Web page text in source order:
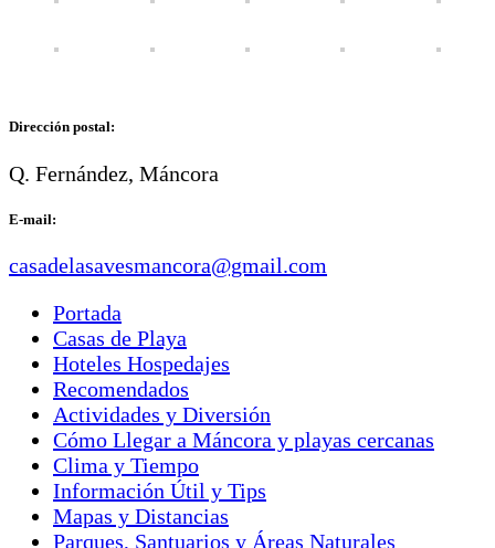
Dirección postal:
Q. Fernández, Máncora
E-mail:
casadelasavesmancora@gmail.com
Portada
Casas de Playa
Hoteles Hospedajes
Recomendados
Actividades y Diversión
Cómo Llegar a Máncora y playas cercanas
Clima y Tiempo
Información Útil y Tips
Mapas y Distancias
Parques, Santuarios y Áreas Naturales